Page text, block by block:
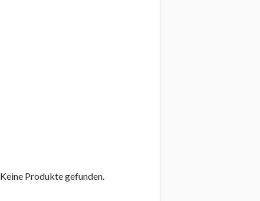
Keine Produkte gefunden.